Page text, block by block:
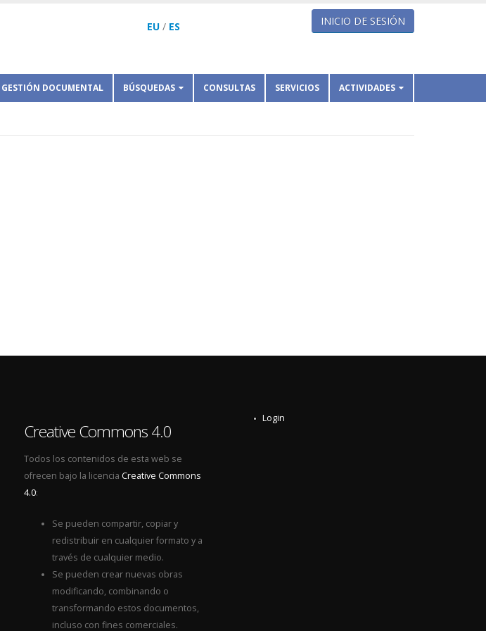
EU / ES INICIO DE SESIÓN
GESTIÓN DOCUMENTAL BÚSQUEDAS CONSULTAS SERVICIOS ACTIVIDADES
Creative Commons 4.0
Todos los contenidos de esta web se
ofrecen bajo la licencia Creative Commons
4.0:
Se pueden compartir, copiar y
redistribuir en cualquier formato y a
través de cualquier medio.
Se pueden crear nuevas obras
modificando, combinando o
transformando estos documentos,
incluso con fines comerciales.
Login